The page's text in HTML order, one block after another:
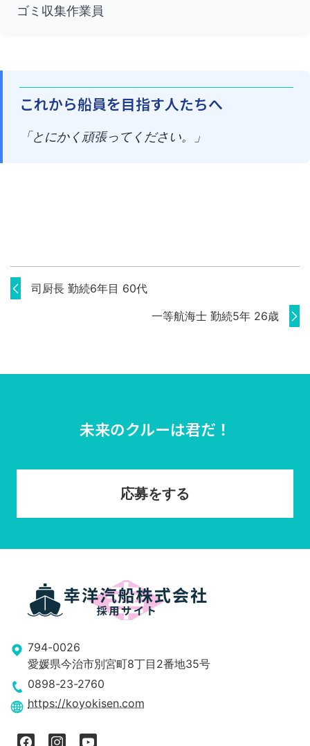
ゴミ収集作業員
これから船員を目指す人たちへ
「とにかく頑張ってください。」
司厨長 勤続6年目 60代
一等航海士 勤続5年 26歳
未来のクルーは君だ！
応募をする
794-0026
愛媛県今治市別宮町8丁目2番地35号
0898-23-2760
https://koyokisen.com